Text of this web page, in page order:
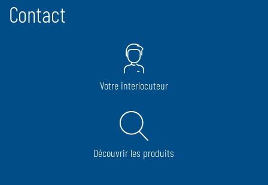
Contact
Votre interlocuteur
Découvrir les produits